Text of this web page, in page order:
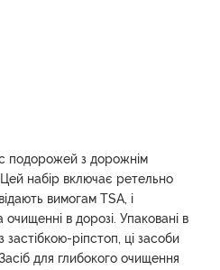
подорожей з дорожнім
набір включає ретельно
вимогам TSA, і
в дорозі. Упаковані в
ріпстоп, ці засоби
для глибокого очищення